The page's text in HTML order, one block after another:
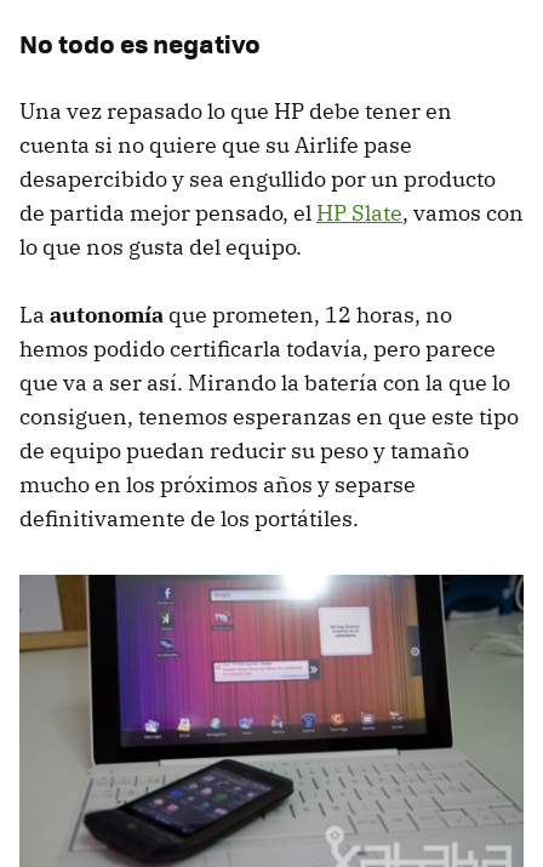
No todo es negativo
Una vez repasado lo que HP debe tener en
cuenta si no quiere que su Airlife pase
desapercibido y sea engullido por un producto
de partida mejor pensado, el HP Slate, vamos con
lo que nos gusta del equipo.
La autonomía que prometen, 12 horas, no
hemos podido certificarla todavía, pero parece
que va a ser así. Mirando la batería con la que lo
consiguen, tenemos esperanzas en que este tipo
de equipo puedan reducir su peso y tamaño
mucho en los próximos años y separse
definitivamente de los portátiles.